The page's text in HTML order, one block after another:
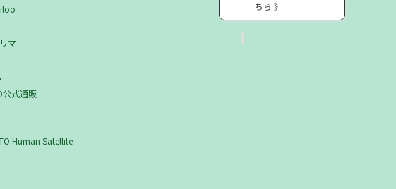
マ
公式通販
Human Satellite
ちら 》